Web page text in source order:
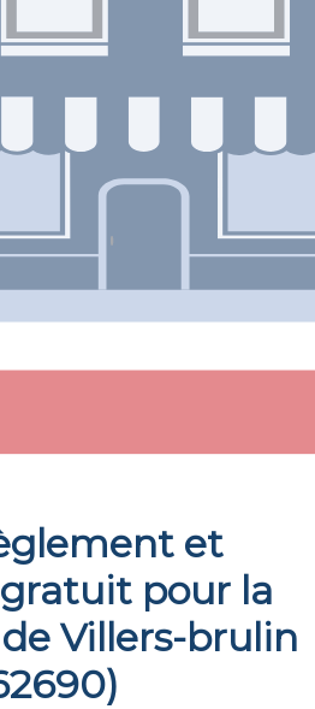
et
pour la
Villers-brulin
)